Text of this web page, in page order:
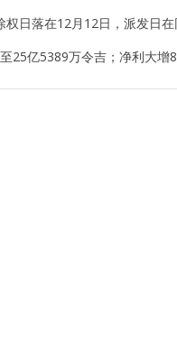
日落在12月12日，派发日在
亿5389万令吉；净利大增